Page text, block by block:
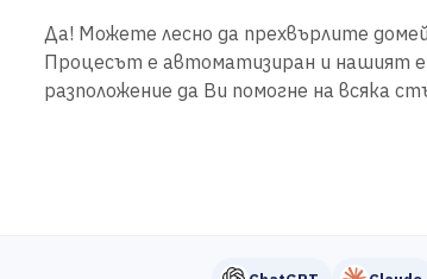
Да! Можете лесно да прехвърлите
Процесът е автоматизиран и нашият
разположение да Ви помогне на всяка